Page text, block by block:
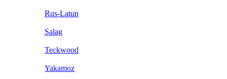
Rus-Latun
Salag
Teckwood
Yakamoz